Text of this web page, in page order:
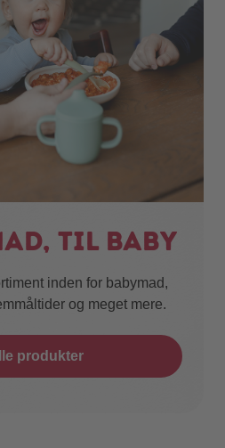
til baby
inden for babymad,
og meget mere.
produkter